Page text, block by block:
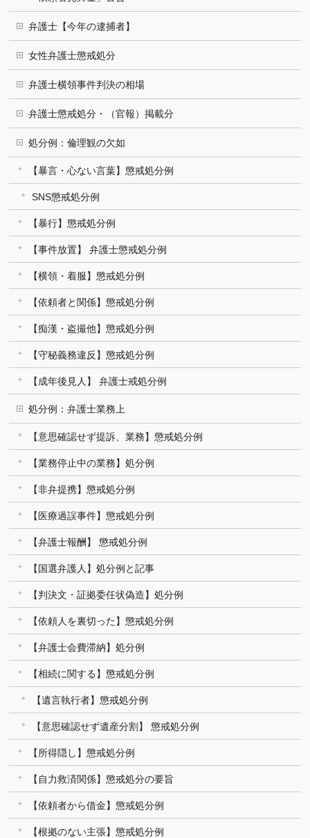
弁護士【今年の逮捕者】
女性弁護士懲戒処分
弁護士横領事件判決の相場
弁護士懲戒処分・（官報）掲載分
処分例：倫理観の欠如
【暴言・心ない言葉】懲戒処分例
SNS懲戒処分例
【暴行】懲戒処分例
【事件放置】 弁護士懲戒処分例
【横領・着服】懲戒処分例
【依頼者と関係】懲戒処分例
【痴漢・盗撮他】懲戒処分例
【守秘義務違反】懲戒処分例
【成年後見人】 弁護士戒処分例
処分例：弁護士業務上
【意思確認せず提訴、業務】懲戒処分例
【業務停止中の業務】処分例
【非弁提携】懲戒処分例
【医療過誤事件】懲戒処分例
【弁護士報酬】 懲戒処分例
【国選弁護人】処分例と記事
【判決文・証拠委任状偽造】処分例
【依頼人を裏切った】懲戒処分例
【弁護士会費滞納】処分例
【相続に関する】懲戒処分例
【遺言執行者】懲戒処分例
【意思確認せず遺産分割】 懲戒処分例
【所得隠し】懲戒処分例
【自力救済関係】懲戒処分の要旨
【依頼者から借金】懲戒処分例
【根拠のない主張】懲戒処分例